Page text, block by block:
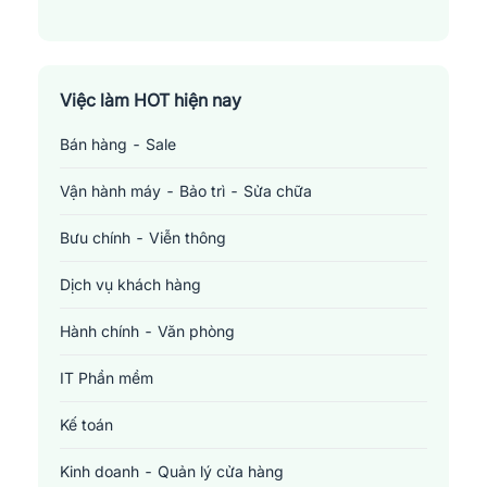
Việc làm HOT hiện nay
Bán hàng - Sale
Vận hành máy - Bảo trì - Sửa chữa
Bưu chính - Viễn thông
Dịch vụ khách hàng
Hành chính - Văn phòng
IT Phần mềm
Kế toán
Kinh doanh - Quản lý cửa hàng